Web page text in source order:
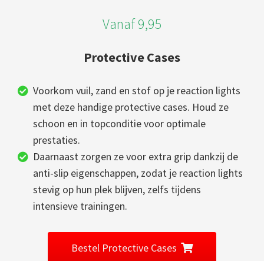
Vanaf 9,95
Protective Cases
Voorkom vuil, zand en stof op je reaction lights
met deze handige protective cases. Houd ze
schoon en in topconditie voor optimale
prestaties.
Daarnaast zorgen ze voor extra grip dankzij de
anti-slip eigenschappen, zodat je reaction lights
stevig op hun plek blijven, zelfs tijdens
intensieve trainingen.
Bestel Protective Cases